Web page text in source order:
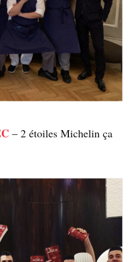
– 2 étoiles Michelin ça